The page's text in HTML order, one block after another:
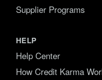
Supplier Programs
HELP
Help Center
How Credit Karma